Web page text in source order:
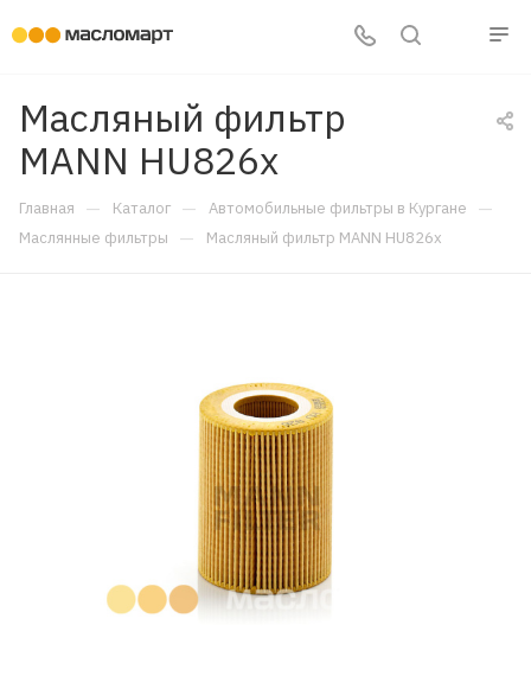
Масляный фильтр
MANN HU826x
Главная — Каталог — Автомобильные фильтры в Кургане —
Маслянные фильтры — Масляный фильтр MANN HU826x